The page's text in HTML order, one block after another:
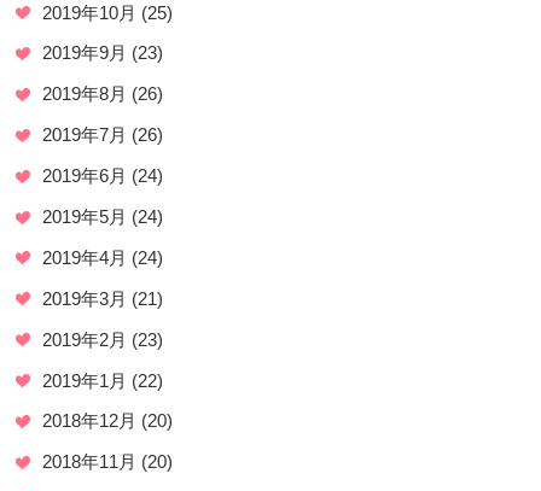
2019年10月 (25)
2019年9月 (23)
2019年8月 (26)
2019年7月 (26)
2019年6月 (24)
2019年5月 (24)
2019年4月 (24)
2019年3月 (21)
2019年2月 (23)
2019年1月 (22)
2018年12月 (20)
2018年11月 (20)